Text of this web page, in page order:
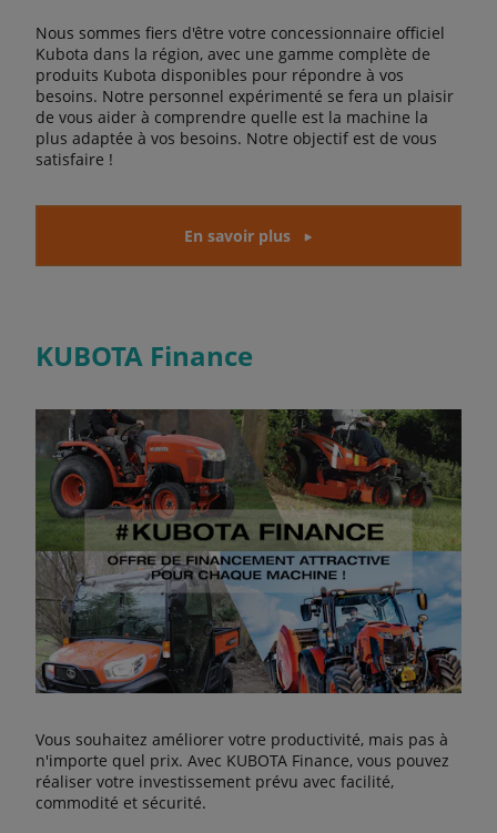
Nous sommes fiers d'être votre concessionnaire officiel
Kubota dans la région, avec une gamme complète de
produits Kubota disponibles pour répondre à vos
besoins. Notre personnel expérimenté se fera un plaisir
de vous aider à comprendre quelle est la machine la
plus adaptée à vos besoins. Notre objectif est de vous
satisfaire !
En savoir plus
KUBOTA Finance
Vous souhaitez améliorer votre productivité, mais pas à
n'importe quel prix. Avec KUBOTA Finance, vous pouvez
réaliser votre investissement prévu avec facilité,
commodité et sécurité.